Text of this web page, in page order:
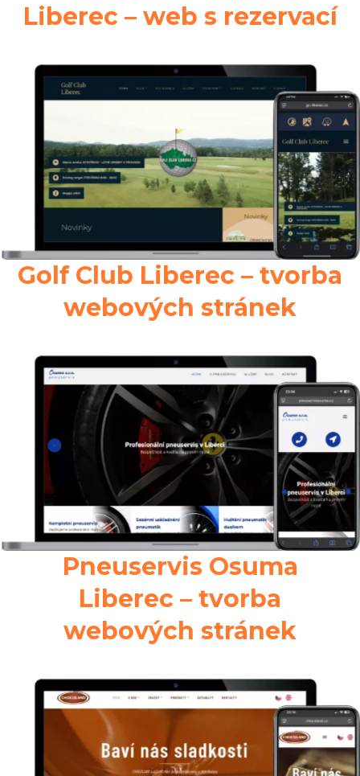
Liberec – web s rezervací
Golf Club Liberec – tvorba
webových stránek
Pneuservis Osuma
Liberec – tvorba
webových stránek